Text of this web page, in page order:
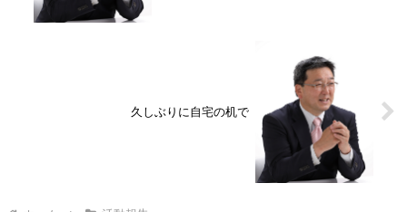
久しぶりに自宅の机で